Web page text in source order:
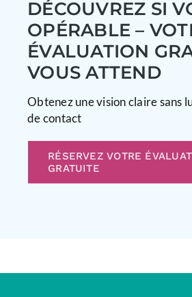
DÉCOUVREZ SI
OPÉRABLE –
ÉVALUATION
VOUS ATTEND
Obtenez une vision claire sans
de contact
RÉSERVEZ VOTRE
GRATUITE